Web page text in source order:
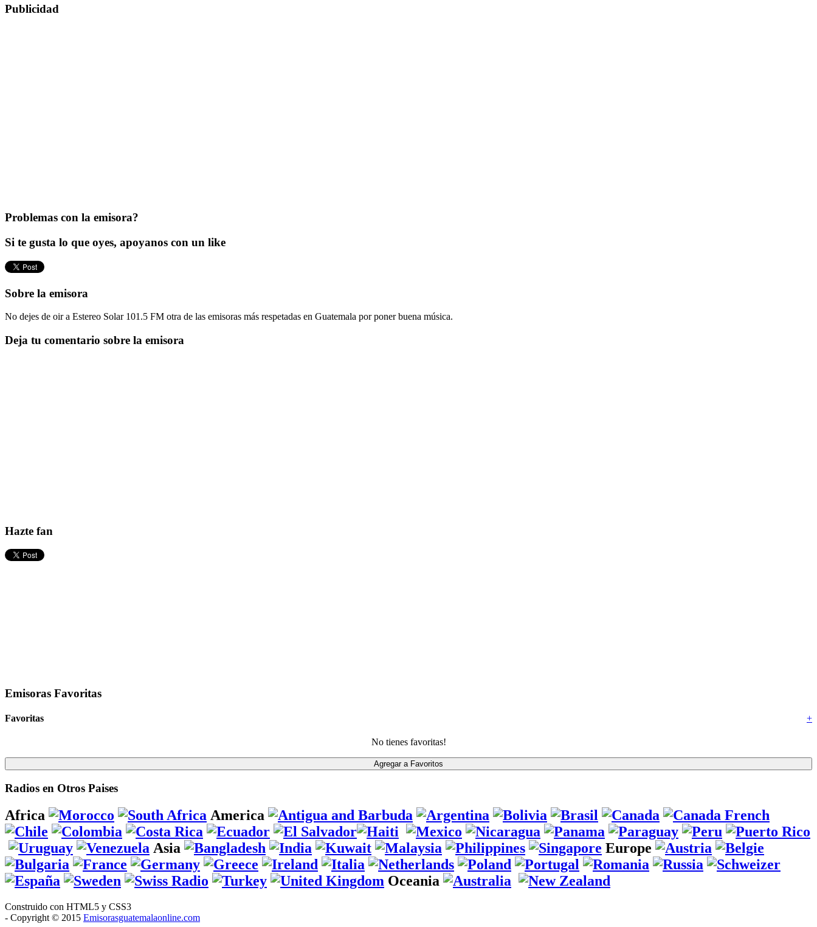
Publicidad
Problemas con la emisora?
Si te gusta lo que oyes, apoyanos con un like
Sobre la emisora
No dejes de oir a Estereo Solar 101.5 FM otra de las emisoras más respetadas en Guatemala por poner buena música.
Deja tu comentario sobre la emisora
Hazte fan
Emisoras Favoritas
+
Favoritas
No tienes favoritas!
Radios en Otros Paises
Africa America
Asia Europe
Oceania
Construido con HTML5 y CSS3
- Copyright © 2015 Emisorasguatemalaonline.com